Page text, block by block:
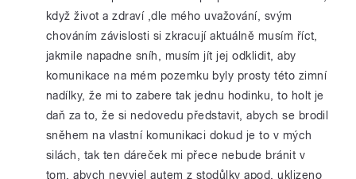
když život a zdraví ,dle mého uvažování, svým
chováním závislosti si zkracují aktuálně musím říct,
jakmile napadne sníh, musím jít jej odklidit, aby
komunikace na mém pozemku byly prosty této zimní
nadílky, že mi to zabere tak jednu hodinku, to holt je
daň za to, že si nedovedu představit, abych se brodil
sněhem na vlastní komunikaci dokud je to v mých
silách, tak ten dáreček mi přece nebude bránit v
tom, abych nevyjel autem z stodůlky apod. uklizeno